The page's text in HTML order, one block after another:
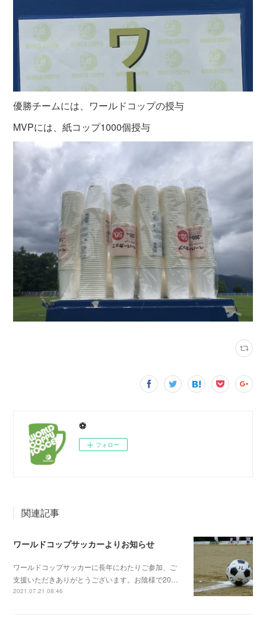
優勝チームには、ワールドコップの授与
MVPには、紙コップ1000個授与
⚽️
フォロー
関連記事
ワールドコップサッカーよりお知らせ
ワールドコップサッカーに長年にわたりご参加、ご
支援いただきありがとうございます。お陰様で20…
2021.07.21 08:46